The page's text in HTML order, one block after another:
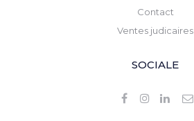
Contact
Ventes judicaires
SOCIALE